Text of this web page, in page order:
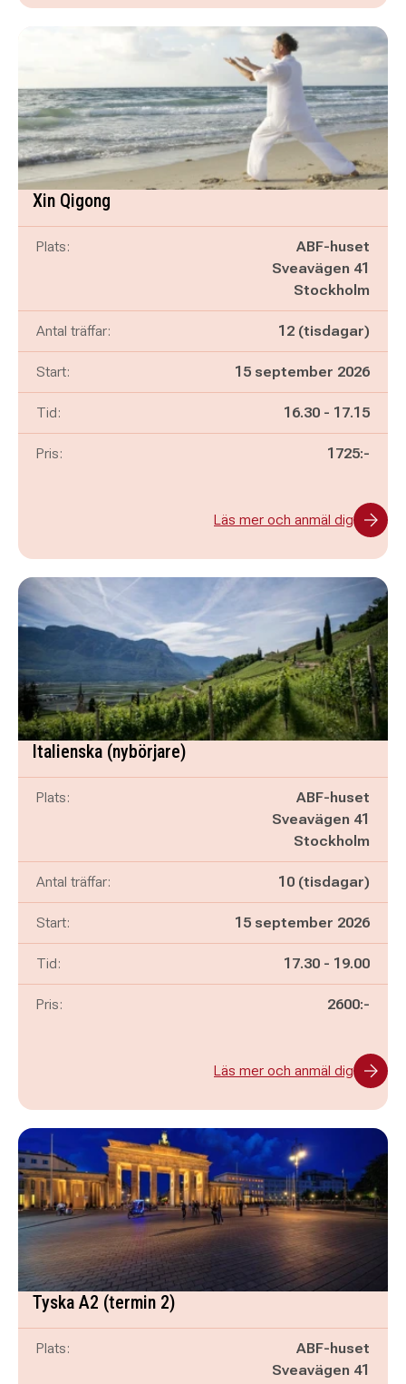
Xin Qigong
Plats:
ABF-huset
Sveavägen 41
Stockholm
Antal träffar: 12 (tisdagar)
Start: 15 september 2026
Tid: Pågår mellan
16.30 - och
17.15
Pris: 1725:-
Läs mer och anmäl dig
Italienska (nybörjare)
Plats:
ABF-huset
Sveavägen 41
Stockholm
Antal träffar: 10 (tisdagar)
Start: 15 september 2026
Tid: Pågår mellan
17.30 - och
19.00
Pris: 2600:-
Läs mer och anmäl dig
Tyska A2 (termin 2)
Plats:
ABF-huset
Sveavägen 41